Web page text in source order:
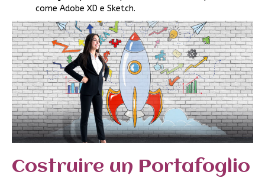
come Adobe XD e Sketch.
Costruire un Portafoglio